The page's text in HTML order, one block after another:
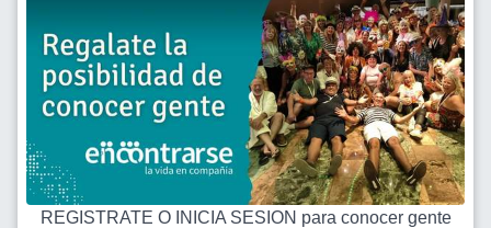
REGISTRATE O INICIA SESION para conocer gente